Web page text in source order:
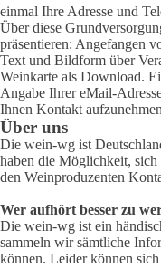
einmal Ihre Adresse und
Über diese
präsentieren: Angefangen
Text und Bildform über
Weinkarte als Download.
Angabe Ihrer eMail-
Ihnen Kontakt
Über uns
Die wein-wg ist
haben die Möglichkeit,
den Weinproduzenten
Wer aufhört besser zu
Die wein-wg ist ein
sammeln wir sämtliche
können. Leider können